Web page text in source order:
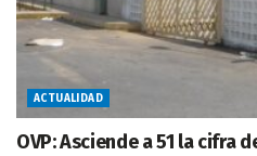
ACTUALIDAD
OVP: Asciende a 51 la cifra